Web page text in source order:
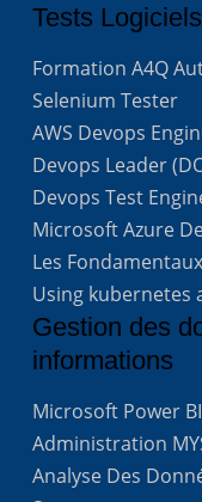
Tests Logiciels
Formation A4Q
Selenium Tester
AWS Devops
Devops Leader
Devops Test
Microsoft Azure
Les
Using kubernetes
Gestion des
informations
Microsoft Power BI
Administration
Analyse Des